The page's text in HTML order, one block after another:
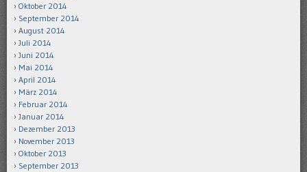
Oktober 2014
September 2014
August 2014
Juli 2014
Juni 2014
Mai 2014
April 2014
März 2014
Februar 2014
Januar 2014
Dezember 2013
November 2013
Oktober 2013
September 2013